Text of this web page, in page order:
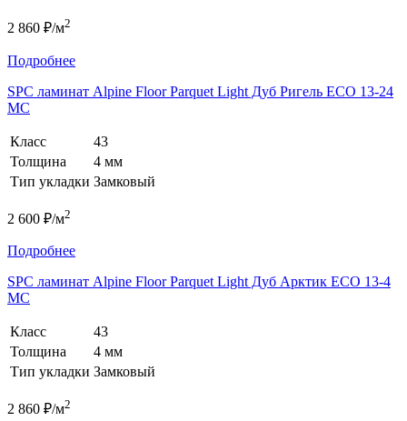
2 860 ₽/м2
Подробнее
SPC ламинат Alpine Floor Parquet Light Дуб Ригель ЕСО 13-24
MC
Класс
43
Толщина
4 мм
Тип укладки Замковый
2 600 ₽/м2
Подробнее
SPC ламинат Alpine Floor Parquet Light Дуб Арктик ЕСО 13-4
MC
Класс
43
Толщина
4 мм
Тип укладки Замковый
2 860 ₽/м2